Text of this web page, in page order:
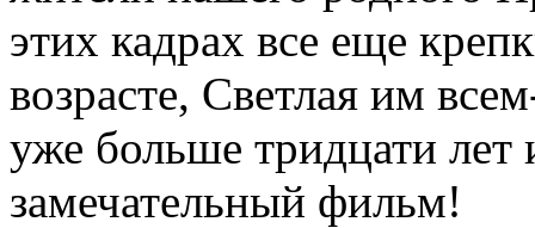
этих кадрах все еще
возрасте, Светлая им
уже больше тридцати лет
замечательный фильм!